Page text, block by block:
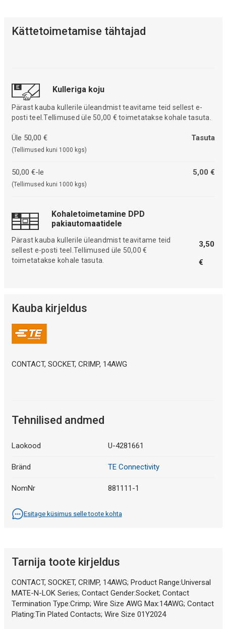
Kättetoimetamise tähtajad
Kulleriga koju
Pärast kauba kullerile üleandmist teavitame teid sellest e-
posti teel.Tellimused üle 50,00 € toimetatakse kohale tasuta.
Üle 50,00 €
(Tellimused kuni 1000 kgs)
Tasuta
50,00 €-le
(Tellimused kuni 1000 kgs)
5,00 €
Kohaletoimetamine DPD
pakiautomaatidele
Pärast kauba kullerile üleandmist teavitame teid
sellest e-posti teel.Tellimused üle 50,00 €
toimetatakse kohale tasuta.
3,50
€
Kauba kirjeldus
CONTACT, SOCKET, CRIMP, 14AWG
Tehnilised andmed
Laokood U-4281661
Bränd TE Connectivity
NomNr 881111-1
Esitage küsimus selle toote kohta
Tarnija toote kirjeldus
CONTACT, SOCKET, CRIMP, 14AWG; Product Range:Universal
MATE-N-LOK Series; Contact Gender:Socket; Contact
Termination Type:Crimp; Wire Size AWG Max:14AWG; Contact
Plating:Tin Plated Contacts; Wire Size 01Y2024